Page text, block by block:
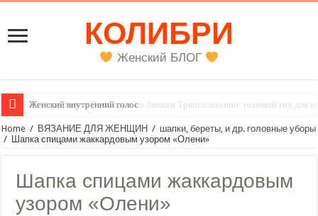
КОЛИБРИ
Женский БЛОГ
Женский внутренний голос
Home / ВЯЗАНИЕ ДЛЯ ЖЕНЩИН / шапки, береты, и др. головные уборы
/ Шапка спицами жаккардовым узором «Олени»
Шапка спицами жаккардовым
узором «Олени»